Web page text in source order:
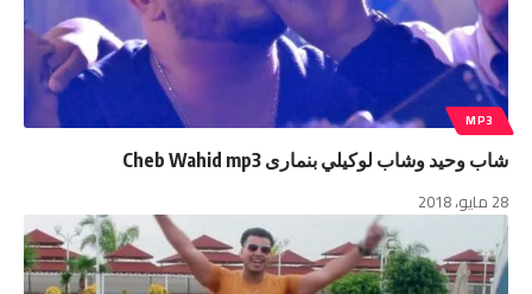
MP3
شاب وحيد وشاب لوكيلي بنمارى Cheb Wahid mp3
28 مايو، 2018